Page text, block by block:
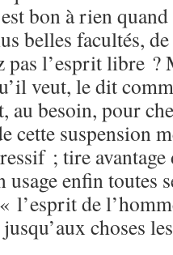
bon à rien
belles facultés,
pas l’esprit libre
veut, le dit
au besoin, pour
cette suspension
; tire
enfin toutes
l’esprit de
choses